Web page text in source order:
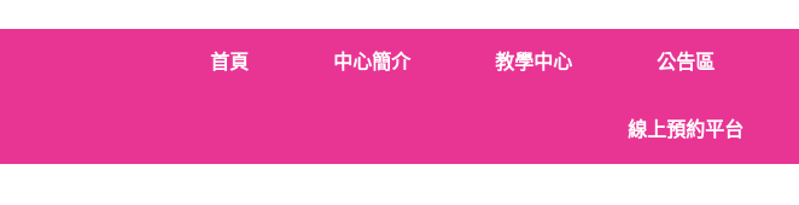
首頁 中心簡介 教學中心 公告區
線上預約平台